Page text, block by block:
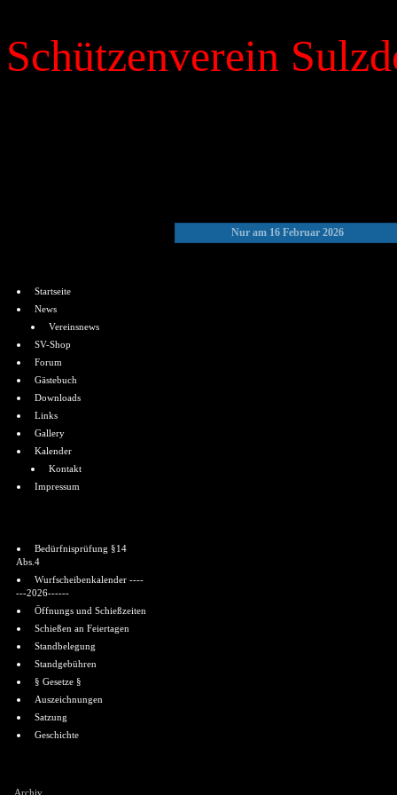
Schützenverein
Startseite
News
Vereinsnews
SV-Shop
Forum
Gästebuch
Downloads
Links
Gallery
Kalender
Kontakt
Impressum
Bedürfnisprüfung §14
Abs.4
Wurfscheibenkalender ----
---2026------
Öffnungs und Schießzeiten
Schießen an Feiertagen
Standbelegung
Standgebühren
§ Gesetze §
Auszeichnungen
Satzung
Geschichte
Archiv
Nur am 16 Februar 2026